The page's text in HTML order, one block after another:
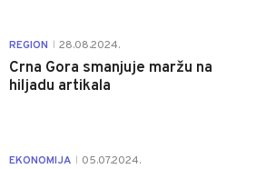
REGION 28.08.2024.
Crna Gora smanjuje maržu na
hiljadu artikala
EKONOMIJA 05.07.2024.